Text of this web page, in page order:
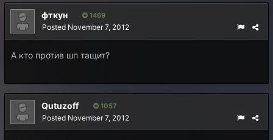
фткyн 1469
Posted November 7, 2012
А кто против шп тащит?
Qutuzoff 1057
Posted November 7, 2012